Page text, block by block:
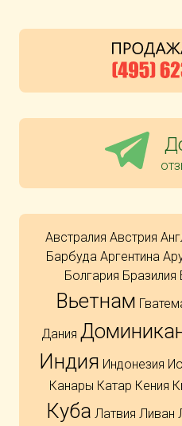
Австралия Австрия
Барбуда Аргентина
Болгария Бразилия
Вьетнам
Дания
Индия Индонезия
Канары Катар Кения
Куба Латвия Ливан